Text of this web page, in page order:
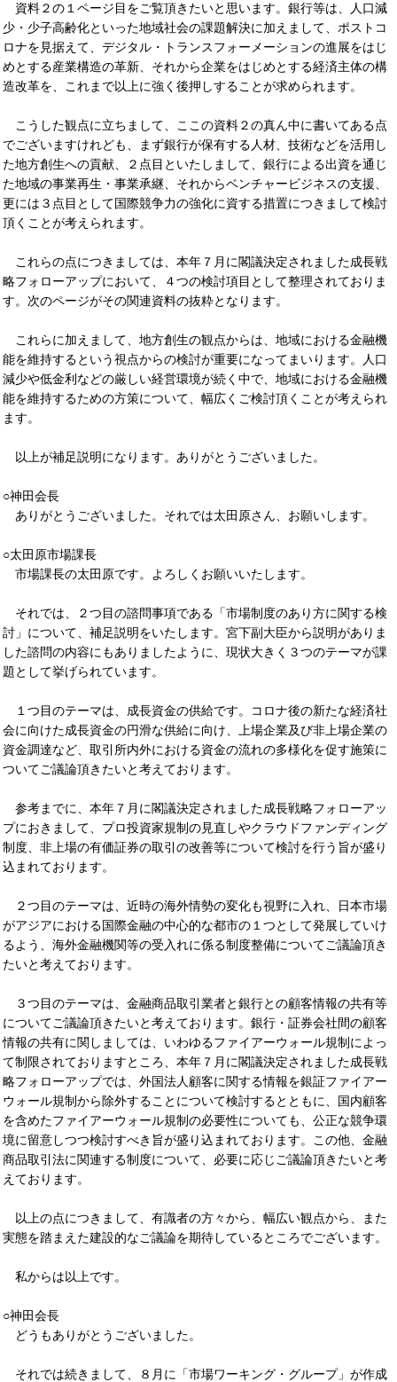
資料２の１ページ目をご覧頂きたいと思います。銀行等は、人口減
少・少子高齢化といった地域社会の課題解決に加えまして、ポストコ
ロナを見据えて、デジタル・トランスフォーメーションの進展をはじ
めとする産業構造の革新、それから企業をはじめとする経済主体の構
造改革を、これまで以上に強く後押しすることが求められます。
こうした観点に立ちまして、ここの資料２の真ん中に書いてある点
でございますけれども、まず銀行が保有する人材、技術などを活用し
た地方創生への貢献、２点目といたしまして、銀行による出資を通じ
た地域の事業再生・事業承継、それからベンチャービジネスの支援、
更には３点目として国際競争力の強化に資する措置につきまして検討
頂くことが考えられます。
これらの点につきましては、本年７月に閣議決定されました成長戦
略フォローアップにおいて、４つの検討項目として整理されておりま
す。次のページがその関連資料の抜粋となります。
これらに加えまして、地方創生の観点からは、地域における金融機
能を維持するという視点からの検討が重要になってまいります。人口
減少や低金利などの厳しい経営環境が続く中で、地域における金融機
能を維持するための方策について、幅広くご検討頂くことが考えられ
ます。
以上が補足説明になります。ありがとうございました。
○神田会長
ありがとうございました。それでは太田原さん、お願いします。
○太田原市場課長
市場課長の太田原です。よろしくお願いいたします。
それでは、２つ目の諮問事項である「市場制度のあり方に関する検
討」について、補足説明をいたします。宮下副大臣から説明がありま
した諮問の内容にもありましたように、現状大きく３つのテーマが課
題として挙げられています。
１つ目のテーマは、成長資金の供給です。コロナ後の新たな経済社
会に向けた成長資金の円滑な供給に向け、上場企業及び非上場企業の
資金調達など、取引所内外における資金の流れの多様化を促す施策に
ついてご議論頂きたいと考えております。
参考までに、本年７月に閣議決定されました成長戦略フォローアッ
プにおきまして、プロ投資家規制の見直しやクラウドファンディング
制度、非上場の有価証券の取引の改善等について検討を行う旨が盛り
込まれております。
２つ目のテーマは、近時の海外情勢の変化も視野に入れ、日本市場
がアジアにおける国際金融の中心的な都市の１つとして発展していけ
るよう、海外金融機関等の受入れに係る制度整備についてご議論頂き
たいと考えております。
３つ目のテーマは、金融商品取引業者と銀行との顧客情報の共有等
についてご議論頂きたいと考えております。銀行・証券会社間の顧客
情報の共有に関しましては、いわゆるファイアーウォール規制によっ
て制限されておりますところ、本年７月に閣議決定されました成長戦
略フォローアップでは、外国法人顧客に関する情報を銀証ファイアー
ウォール規制から除外することについて検討するとともに、国内顧客
を含めたファイアーウォール規制の必要性についても、公正な競争環
境に留意しつつ検討すべき旨が盛り込まれております。この他、金融
商品取引法に関連する制度について、必要に応じご議論頂きたいと考
えております。
以上の点につきまして、有識者の方々から、幅広い観点から、また
実態を踏まえた建設的なご議論を期待しているところでございます。
私からは以上です。
○神田会長
どうもありがとうございました。
それでは続きまして、８月に「市場ワーキング・グループ」が作成